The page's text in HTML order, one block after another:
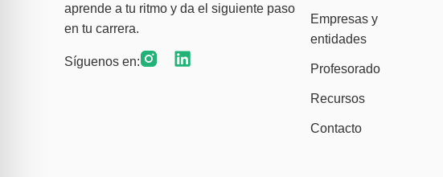
aprende a tu ritmo y da el siguiente paso
en tu carrera.
Síguenos en:
Empresas y
entidades
Profesorado
Recursos
Contacto